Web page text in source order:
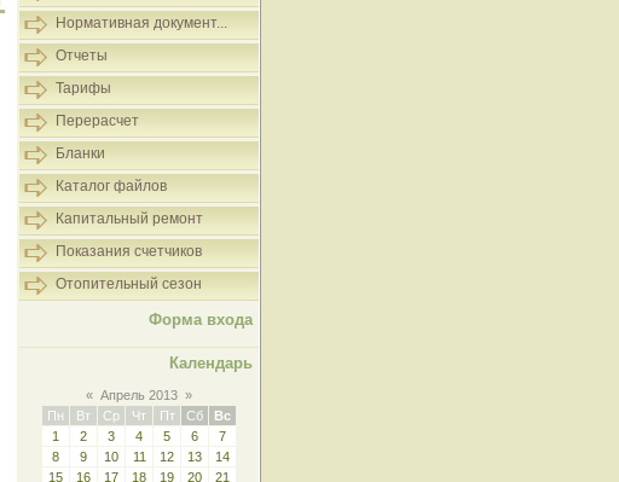
Нормативная документ...
Отчеты
Тарифы
Перерасчет
Бланки
Каталог файлов
Капитальный ремонт
Показания счетчиков
Отопительный сезон
Форма входа
Календарь
« Апрель 2013 »
Пн
Вт Ср Чт Пт Сб
Вс
1
2 3 4 5 6
7
8
9 10 11 12 13
14
15
16 17 18 19 20
21